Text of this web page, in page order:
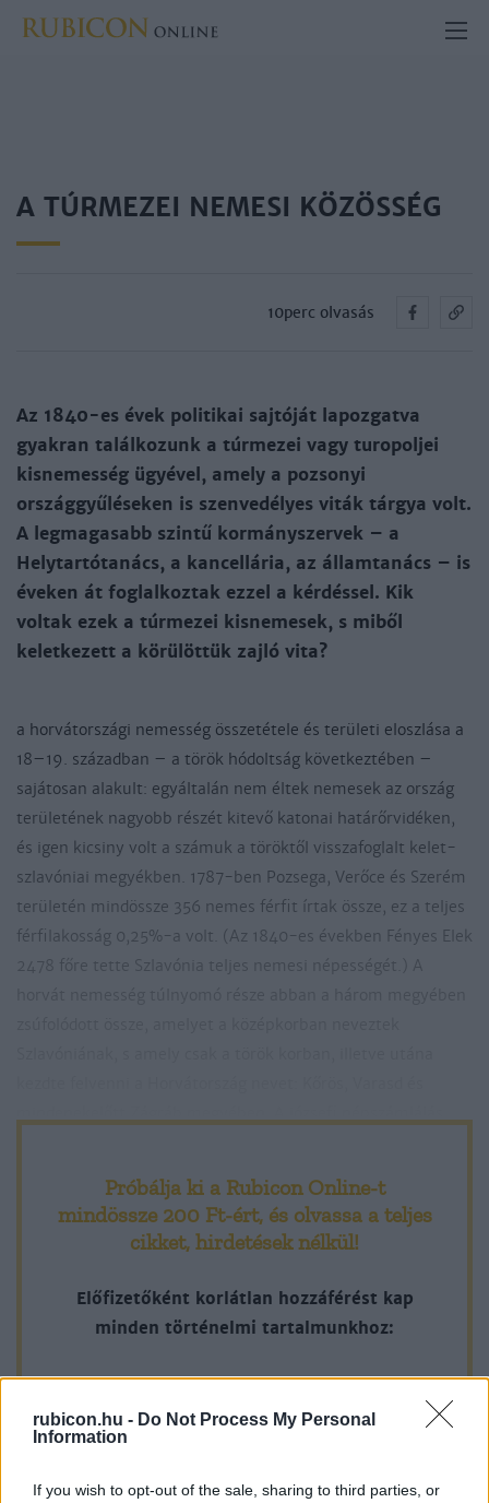
rubicon.hu - Do Not Process My Personal
Information
If you wish to opt-out of the sale, sharing to third parties, or
A TÚRMEZEI NEMESI KÖZÖSSÉG
10perc olvasás
Az 1840-es évek politikai sajtóját lapozgatva
gyakran találkozunk a túrmezei vagy turopoljei
kisnemesség ügyével, amely a pozsonyi
országgyűléseken is szenvedélyes viták tárgya volt.
A legmagasabb szintű kormányszervek – a
Helytartótanács, a kancellária, az államtanács – is
éveken át foglalkoztak ezzel a kérdéssel. Kik
voltak ezek a túrmezei kisnemesek, s miből
keletkezett a körülöttük zajló vita?
a horvátországi nemesség összetétele és területi eloszlása a
18–19. században – a török hódoltság következtében –
sajátosan alakult: egyáltalán nem éltek nemesek az ország
területének nagyobb részét kitevő katonai határőrvidéken,
és igen kicsiny volt a számuk a töröktől visszafoglalt kelet-
szlavóniai megyékben. 1787-ben Pozsega, Verőce és Szerém
területén mindössze 356 nemes férfit írtak össze, ez a teljes
férfilakosság 0,25%-a volt. (Az 1840-es években Fényes Elek
2478 főre tette Szlavónia teljes nemesi népességét.) A
megyében a nemesek aránya meghaladta az összlakosság
7%-át. (Fényes Elek az 1840-es években 32 ezerre becsülte
nemesek túlnyomó része azonban egytelkes parasztnemes
volt, aki saját maga művelte birtokát, jobbágyai nem voltak.
igényt kárpótlásra az elvesztett úrbéri szolgáltatásokért, s
fele tíznél kevesebb jobbágytelek után!
Próbálja ki a Rubicon Online-t
mindössze 200 Ft-ért, és olvassa a teljes
cikket, hirdetések nélkül!
Előfizetőként korlátlan hozzáférést kap
minden történelmi tartalmunkhoz:
Több mint 370 korábbi lapszámunk